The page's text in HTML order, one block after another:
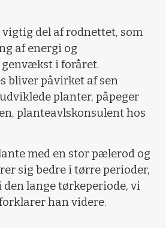
del af rodnettet, som
af energi og
i foråret.
bliver påvirket af sen
planter, påpeger
planteavlskonsulent hos
med en stor pælerod og
sig bedre i tørre perioder,
den lange tørkeperiode, vi
han videre.